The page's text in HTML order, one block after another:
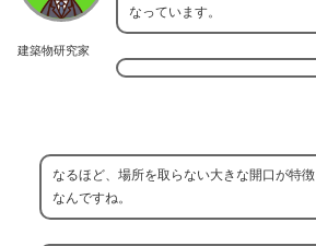
建築物研究家
なっています。
なるほど、場所を取らない大きな開口が特徴
なんですね。